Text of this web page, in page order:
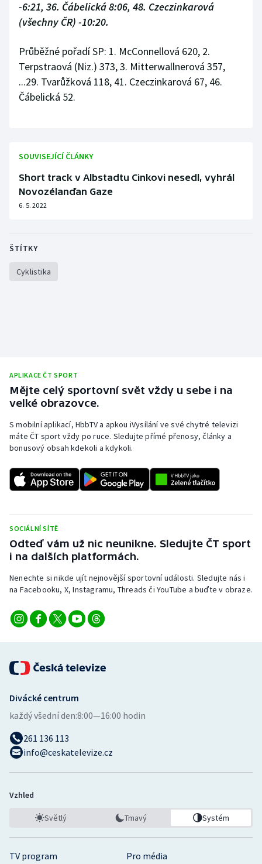
-6:21, 36. Čábelická 8:06, 48. Czeczinkarová
(všechny ČR) -10:20.
Průběžné pořadí SP: 1. McConnellová 620, 2.
Terpstraová (Niz.) 373, 3. Mitterwallnerová 357,
...29. Tvarůžková 118, 41. Czeczinkarová 67, 46.
Čábelická 52.
SOUVISEJÍCÍ ČLÁNKY
Short track v Albstadtu Cinkovi nesedl, vyhrál
Novozélanďan Gaze
6. 5. 2022
ŠTÍTKY
Cyklistika
APLIKACE ČT SPORT
Mějte celý sportovní svět vždy u sebe i na
velké obrazovce.
S mobilní aplikací, HbbTV a apkou iVysílání ve své chytré televizi
máte ČT sport vždy po ruce. Sledujte přímé přenosy, články a
bonusový obsah kdekoli a kdykoli.
SOCIÁLNÍ SÍTĚ
Odteď vám už nic neunikne. Sledujte ČT sport
i na dalších platformách.
Nenechte si nikde ujít nejnovější sportovní události. Sledujte nás i
na Facebooku, X, Instagramu, Threads či YouTube a buďte v obraze.
TV program
Pro média
Divácké centrum
každý všední den:8:00—16:00 hodin
261 136 113
info@ceskatelevize.cz
Vzhled
Světlý Tmavý Systém